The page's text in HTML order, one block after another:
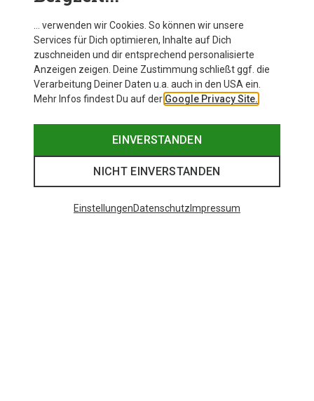
… verwenden wir Cookies. So können wir unsere
Services für Dich optimieren, Inhalte auf Dich
zuschneiden und dir entsprechend personalisierte
Anzeigen zeigen. Deine Zustimmung schließt ggf. die
Verarbeitung Deiner Daten u.a. auch in den USA ein.
Mehr Infos findest Du auf der Google Privacy Site.
EINVERSTANDEN
NICHT EINVERSTANDEN
EinstellungenDatenschutz Impressum